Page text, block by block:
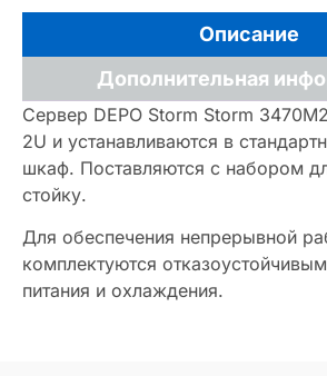
Описание
Дополнительная
Сервер DEPO Storm Storm
2U и устанавливаются в
шкаф. Поставляются с набором
стойку.
Для обеспечения непрерывной
комплектуются
питания и охлаждения.